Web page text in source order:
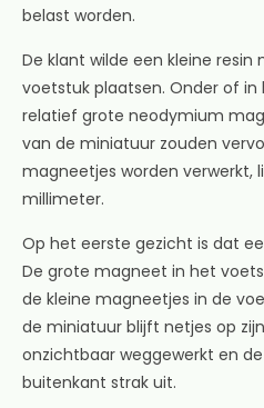
belast worden.
De klant wilde een kleine
voetstuk plaatsen. Onder of
relatief grote neodymium
van de miniatuur zouden
magneetjes worden verwerkt,
millimeter.
Op het eerste gezicht is dat
De grote magneet in het
de kleine magneetjes in de
de miniatuur blijft netjes op
onzichtbaar weggewerkt en
buitenkant strak uit.